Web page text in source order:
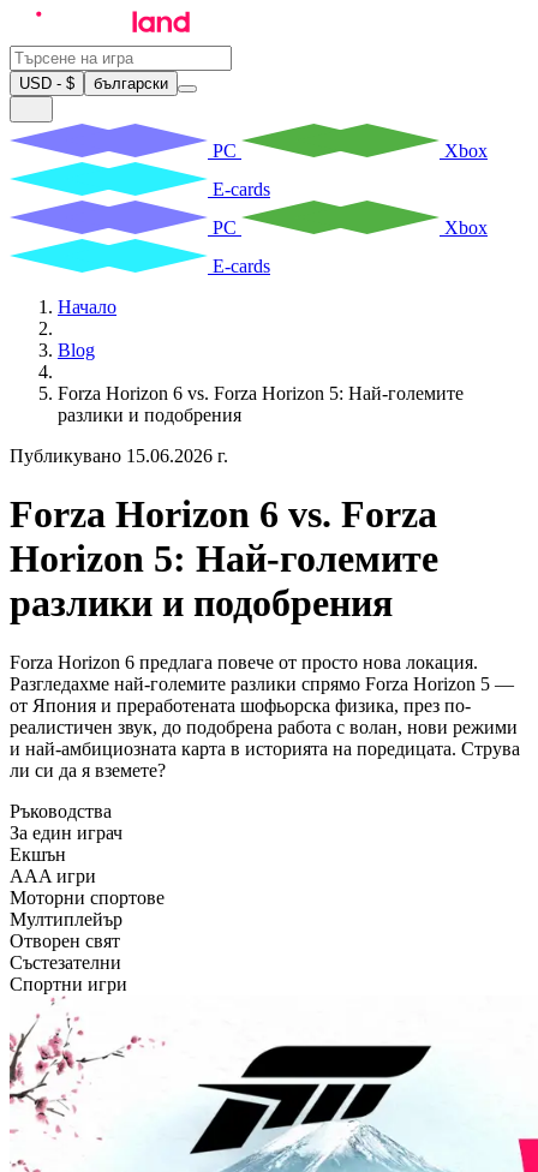
USD - $ български
PC
Xbox
E-cards
PC
Xbox
E-cards
Начало
Blog
Forza Horizon 6 vs. Forza Horizon 5: Най-големите
разлики и подобрения
Публикувано 15.06.2026 г.
Forza Horizon 6 vs. Forza
Horizon 5: Най-големите
разлики и подобрения
Forza Horizon 6 предлага повече от просто нова локация.
Разгледахме най-големите разлики спрямо Forza Horizon 5 —
от Япония и преработената шофьорска физика, през по-
реалистичен звук, до подобрена работа с волан, нови режими
и най-амбициозната карта в историята на поредицата. Струва
ли си да я вземете?
Ръководства
За един играч
Екшън
AAA игри
Моторни спортове
Мултиплейър
Отворен свят
Състезателни
Спортни игри